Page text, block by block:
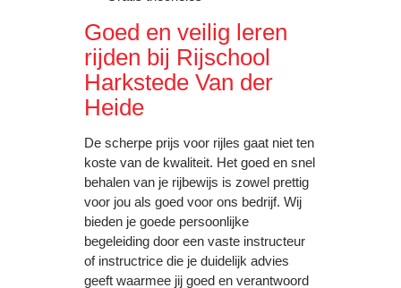
Goed en veilig leren
rijden bij Rijschool
Harkstede Van der
Heide
De scherpe prijs voor rijles gaat niet ten
koste van de kwaliteit. Het goed en snel
behalen van je rijbewijs is zowel prettig
voor jou als goed voor ons bedrijf. Wij
bieden je goede persoonlijke
begeleiding door een vaste instructeur
of instructrice die je duidelijk advies
geeft waarmee jij goed en verantwoord